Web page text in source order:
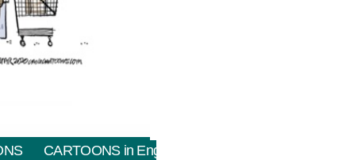
CARTOONS in English